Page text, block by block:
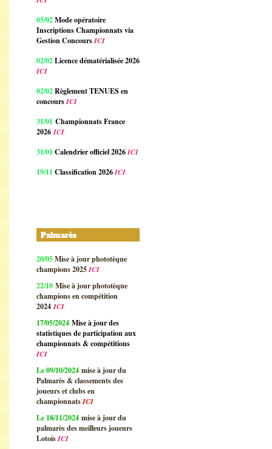
05/02Mode opératoire
Inscriptions Championnats via
Gestion ConcoursICI
02/02Licence dématérialisée 2026
ICI
02/02Règlement TENUES en
concoursICI
31/01 Championnats France
2026 ICI
31/01 Calendrier officiel 2026ICI
19/11 Classification 2026ICI
Palmarès
20/05Mise à jour phototèque
champions 2025ICI
22/10 Mise à jour phototèque
champions en compétition
2024ICI
17/05/2024 Mise à jour des
statistiques de participation aux
championnats & compétitions
ICI
Le 09/10/2024 mise à jour du
Palmarès & classements des
joueurs et clubs en
championnatsICI
Le 18/11/2024 mise à jour du
palmarès des meilleurs joueurs
LotoisICI